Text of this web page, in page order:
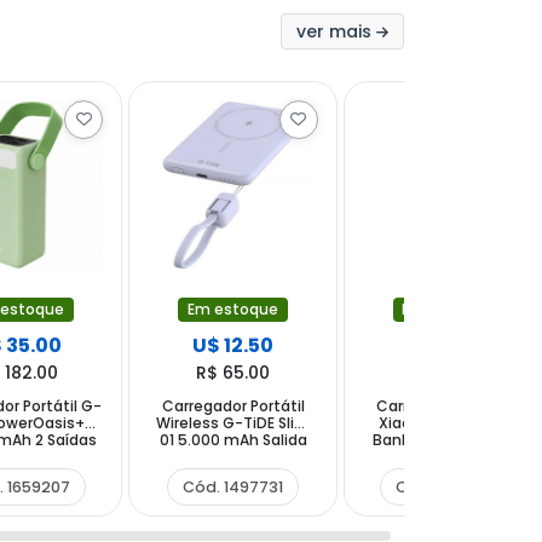
ver mais
35.00
182.00
Portátil G-
2 Saídas
1659207
Em estoque
U$ 12.50
R$ 65.00
Carregador Portátil
Wireless G-TiDE Slim
01 5.000 mAh Salida
Cód. 1497731
Em estoque
Carregador Portátil
Xiaomi 67W Power
Bank PB2067 20.000
USB-C - Ice Blue
Cód. 1580303